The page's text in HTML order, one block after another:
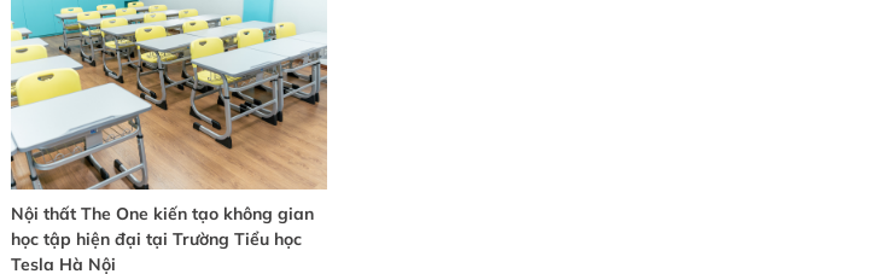
Nội thất The One kiến tạo không gian
học tập hiện đại tại Trường Tiểu học
Tesla Hà Nội